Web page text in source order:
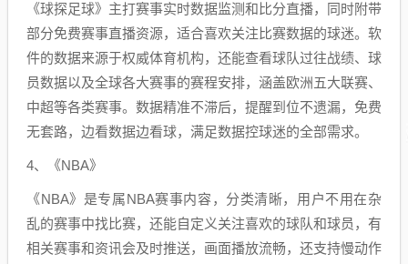
《球探足球》主打赛事实时数据监测和比分直播，同时附带
部分免费赛事直播资源，适合喜欢关注比赛数据的球迷。软
件的数据来源于权威体育机构，还能查看球队过往战绩、球
员数据以及全球各大赛事的赛程安排，涵盖欧洲五大联赛、
中超等各类赛事。数据精准不滞后，提醒到位不遗漏，免费
无套路，边看数据边看球，满足数据控球迷的全部需求。
4、《NBA》
《NBA》是专属NBA赛事内容，分类清晰，用户不用在杂
乱的赛事中找比赛，还能自定义关注喜欢的球队和球员，有
相关赛事和资讯会及时推送，画面播放流畅，还支持慢动作